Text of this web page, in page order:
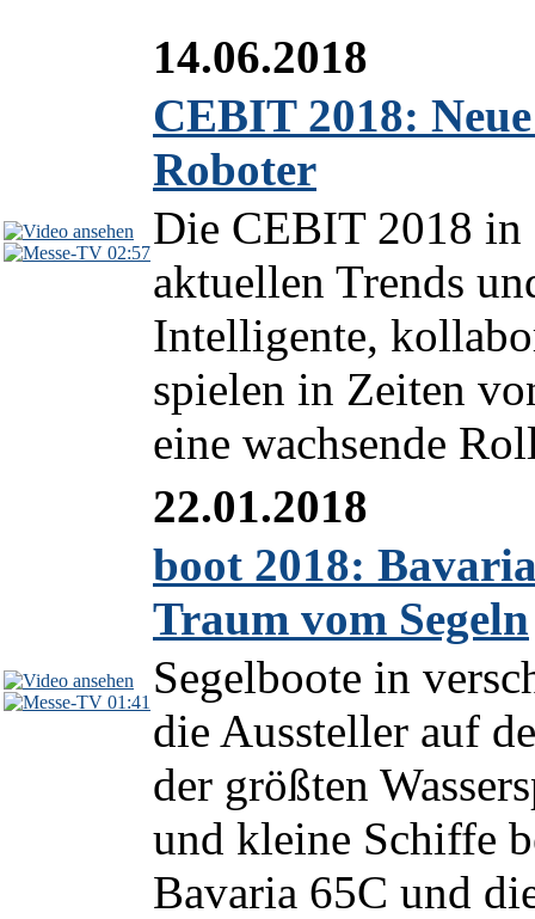
02:57
14.06.2018
CEBIT 2018:
Roboter
Die CEBIT 2018
aktuellen Trends
Intelligente,
spielen in Zeiten
eine wachsende
01:41
22.01.2018
boot 2018:
Traum vom Segeln
Segelboote in
die Aussteller auf
der größten
und kleine Schiffe
Bavaria 65C und